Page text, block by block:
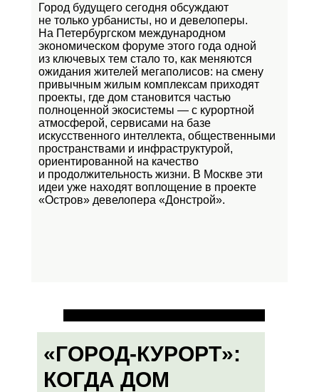
Город будущего сегодня обсуждают
не только урбанисты, но и девелоперы.
На Петербургском международном
экономическом форуме этого года одной
из ключевых тем стало то, как меняются
ожидания жителей мегаполисов: на смену
привычным жилым комплексам приходят
проекты, где дом становится частью
полноценной экосистемы — с курортной
атмосферой, сервисами на базе
искусственного интеллекта, общественными
пространствами и инфраструктурой,
ориентированной на качество
и продолжительность жизни. В Москве эти
идеи уже находят воплощение в проекте
«Остров» девелопера «Донстрой».
«ГОРОД-КУРОРТ»:
КОГДА ДОМ